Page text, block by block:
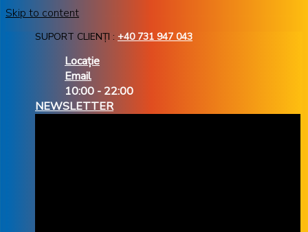
Skip to content
SUPORT CLIENȚI : +40 731 947 043
Locație
Email
10:00 - 22:00
NEWSLETTER